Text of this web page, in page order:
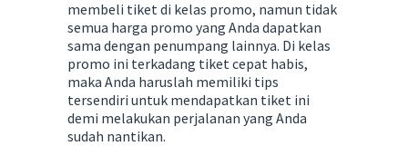
membeli tiket di kelas promo, namun tidak
semua harga promo yang Anda dapatkan
sama dengan penumpang lainnya. Di kelas
promo ini terkadang tiket cepat habis,
maka Anda haruslah memiliki tips
tersendiri untuk mendapatkan tiket ini
demi melakukan perjalanan yang Anda
sudah nantikan.